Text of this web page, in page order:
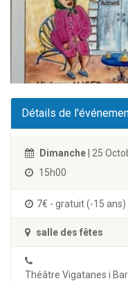
Détails de
Dimanche | 25
15h00
7€ - gratuit (-15 ans)
salle des fêtes
Théâtre Vigatanes i